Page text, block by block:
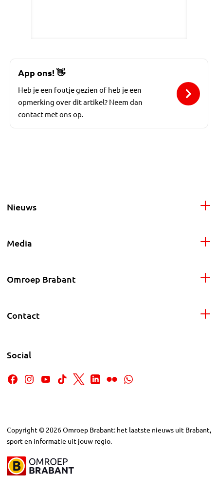
App ons!👋
Heb je een foutje gezien of heb je een
opmerking over dit artikel? Neem dan
contact met ons op.
Nieuws
Media
Omroep Brabant
Contact
Social
Copyright © 2026Omroep Brabant: het laatste nieuws uit Brabant,
sport en informatie uit jouw regio.